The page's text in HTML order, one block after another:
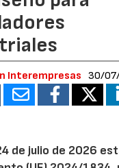
Interempresas 30/
de julio de 2026